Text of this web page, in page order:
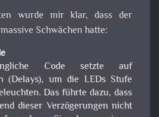
wurde mir klar, dass der
Schwächen hatte:
Code setzte auf
(Delays), um die LEDs Stufe
Das führte dazu, dass
dieser Verzögerungen nicht